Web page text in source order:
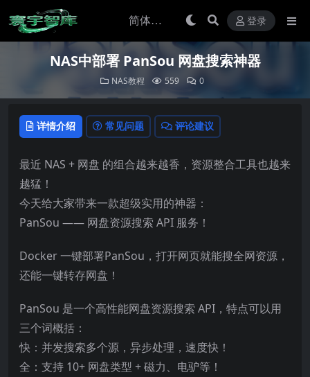
登录
NAS中部署 PanSou 网盘搜索神器
NAS教程 559 0
详情介绍 常见问题 评论建议
最近 NAS + 网盘 的组合越来越香，资源整合工具也越来
越猛！
今天给大家带来一款超级实用的神器：
PanSou —— 网盘资源搜索 API 服务！
Docker 一键部署PanSou，打开网页就能搜全网资源，
还能一键转存网盘！
PanSou 是一个高性能网盘资源搜索 API，特点可以用
三个词概括：
快：并发搜索多个源，异步处理，速度快！
全：支持 10+ 网盘类型 + 磁力、电驴等！